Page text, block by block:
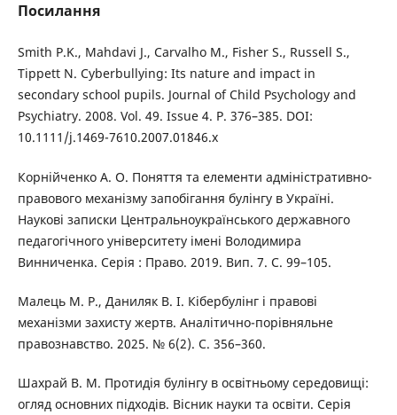
Посилання
Smith P.K., Mahdavi J., Carvalho M., Fisher S., Russell S.,
Tippett N. Cyberbullying: Its nature and impact in
secondary school pupils. Journal of Child Psychology and
Psychiatry. 2008. Vol. 49. Issue 4. P. 376–385. DOI:
10.1111/j.1469-7610.2007.01846.x
Корнійченко А. О. Поняття та елементи адміністративно-
правового механізму запобігання булінгу в Україні.
Наукові записки Центральноукраїнського державного
педагогічного університету імені Володимира
Винниченка. Серія : Право. 2019. Вип. 7. С. 99–105.
Малець М. Р., Даниляк В. І. Кібербулінг і правові
механізми захисту жертв. Аналітично-порівняльне
правознавство. 2025. № 6(2). С. 356–360.
Шахрай В. М. Протидія булінгу в освітньому середовищі:
огляд основних підходів. Вісник науки та освіти. Серія